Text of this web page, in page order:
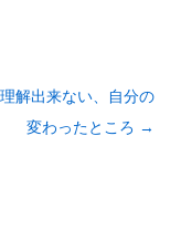
解出来ない、自分の
変わったところ →